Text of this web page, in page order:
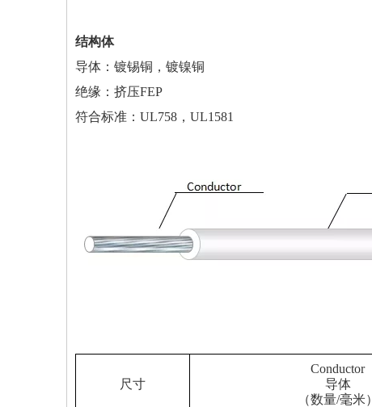
结构体
导体：镀锡铜，镀镍铜
绝缘：挤压FEP
符合标准：UL758，UL1581
尺寸
Conductor
导体
（数量/毫米）